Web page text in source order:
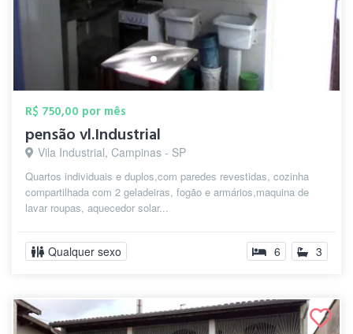
R$ 750,00 por mês
pensão vl.Industrial
Vila Industrial, Campinas - SP
Quartos individuais e duplos,com paredes revestidas, cozinha
compartilhada com 2 geladeiras, fogão e armários,maquina de
lavar roupas, aquecedor solar...
Qualquer sexo 6 3